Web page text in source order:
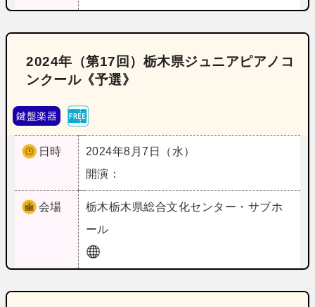
2024年（第17回）栃木県ジュニアピアノコ
ンクール《予選》
鍵盤楽器
日時
2024年8月7日（水）
開演：
会場 栃木栃木県総合文化センター・サブホ
ール